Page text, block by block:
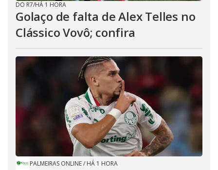
DO R7/HÁ 1 HORA
Golaço de falta de Alex Telles no
Clássico Vovô; confira
PALMEIRAS ONLINE/ HÁ 1 HORA